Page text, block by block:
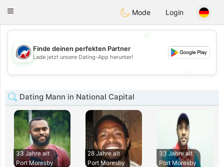
Australia Chat
Toggle
Mode Login
💖
💕
Finde deinen perfekten Partner
Lade jetzt unsere Dating-App herunter!
Dating Mann in National Capital
33 Jahre alt
Port Moresby
28 Jahre alt
Port Moresby
33 Jahre alt
Port Moresby